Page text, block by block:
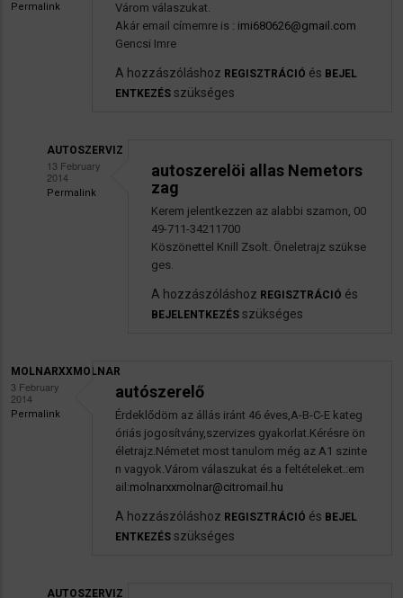
Permalink
Várom válaszukat.
Akár email címemre is : imi680626@gmail.com
Gencsi Imre
A hozzászóláshoz REGISZTRÁCIÓ és BEJEL
ENTKEZÉS szükséges
AUTOSZERVIZ
13 February
2014
Permalink
autoszerelöi allas Nemetors
zag
Kerem jelentkezzen az alabbi szamon, 00
49-711-34211700
Köszönettel Knill Zsolt. Öneletrajz szükse
ges.
A hozzászóláshoz REGISZTRÁCIÓ és
BEJELENTKEZÉS szükséges
MOLNARXXMOLNAR
3 February
2014
Permalink
autószerelő
Érdeklődöm az állás iránt 46 éves,A-B-C-E kateg
óriás jogosítvány,szervizes gyakorlat.Kérésre ön
életrajz.Németet most tanulom még az A1 szinte
n vagyok.Várom válaszukat és a feltételeket.:em
ail:molnarxxmolnar@citromail.hu
A hozzászóláshoz REGISZTRÁCIÓ és BEJEL
ENTKEZÉS szükséges
AUTOSZERVIZ